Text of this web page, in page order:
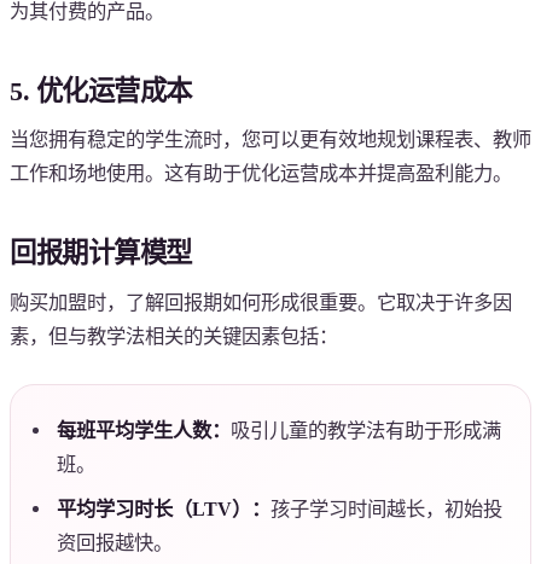
为其付费的产品。
5. 优化运营成本
当您拥有稳定的学生流时，您可以更有效地规划课程表、教师
工作和场地使用。这有助于优化运营成本并提高盈利能力。
回报期计算模型
购买加盟时，了解回报期如何形成很重要。它取决于许多因
素，但与教学法相关的关键因素包括：
每班平均学生人数： 吸引儿童的教学法有助于形成满
班。
平均学习时长（LTV）： 孩子学习时间越长，初始投
资回报越快。